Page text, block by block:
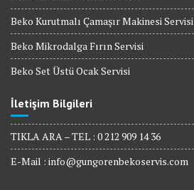
Beko Kurutmalı Çamaşır Makinesi Servisi
Beko Mikrodalga Fırın Servisi
Beko Set Üstü Ocak Servisi
İletişim Bilgileri
TIKLA ARA – TEL : 0 212 909 14 36
E-Mail : info@gungorenbekoservis.com